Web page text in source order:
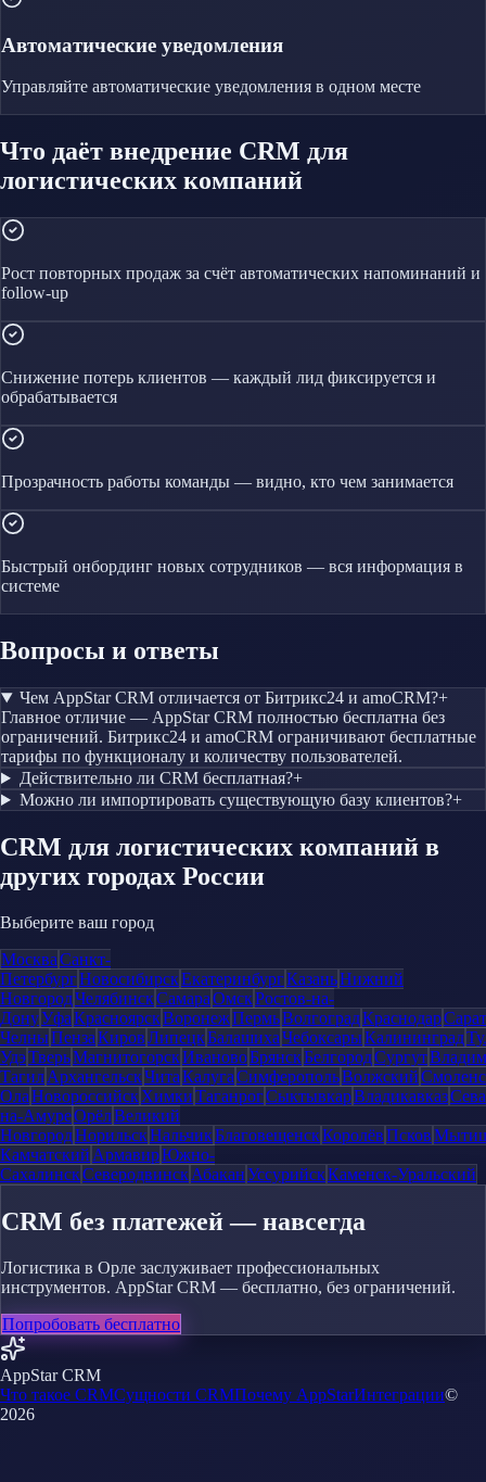
Автоматические уведомления
Управляйте автоматические уведомления в одном месте
Что даёт внедрение CRM для
логистических компаний
Рост повторных продаж за счёт автоматических напоминаний и
follow-up
Снижение потерь клиентов — каждый лид фиксируется и
обрабатывается
Прозрачность работы команды — видно, кто чем занимается
Быстрый онбординг новых сотрудников — вся информация в
системе
Вопросы и ответы
Чем AppStar CRM отличается от Битрикс24 и amoCRM?+
Главное отличие — AppStar CRM полностью бесплатна без
ограничений. Битрикс24 и amoCRM ограничивают бесплатные
тарифы по функционалу и количеству пользователей.
Действительно ли CRM бесплатная?+
Можно ли импортировать существующую базу клиентов?+
CRM для логистических компаний в
других городах России
Выберите ваш город
МоскваСанкт-
ПетербургНовосибирскЕкатеринбургКазаньНижний
НовгородЧелябинскСамараОмскРостов-на-
ДонуУфаКрасноярскВоронежПермьВолгоградКраснодар
ЧелныПензаКировЛипецкБалашихаЧебоксарыКалининград
УдэТверьМагнитогорскИвановоБрянскБелгородСургут
ТагилАрхангельскЧитаКалугаСимферопольВолжский
ОлаНовороссийскХимкиТаганрогСыктывкарВладикавказ
на-АмуреОрёлВеликий
НовгородНорильскНальчикБлаговещенскКоролёвПсков
Камчатский АрмавирЮжно-
СахалинскСеверодвинскАбаканУссурийскКаменск-Уральский
CRM без платежей — навсегда
Логистика в Орле заслуживает профессиональных
инструментов. AppStar CRM — бесплатно, без ограничений.
Попробовать бесплатно
AppStar CRM
Что такое CRMСущности CRMПочему AppStarИнтеграции©
2026